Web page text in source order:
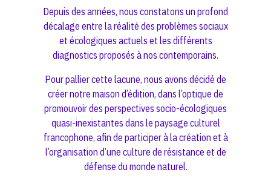
Depuis des années, nous constatons un profond
décalage entre la réalité des problèmes sociaux
et écologiques actuels et les différents
diagnostics proposés à nos contemporains.
Pour pallier cette lacune, nous avons décidé de
créer notre maison d’édition, dans l’optique de
promouvoir des perspectives socio-écologiques
quasi-inexistantes dans le paysage culturel
francophone, afin de participer à la création et à
l’organisation d’une culture de résistance et de
défense du monde naturel.